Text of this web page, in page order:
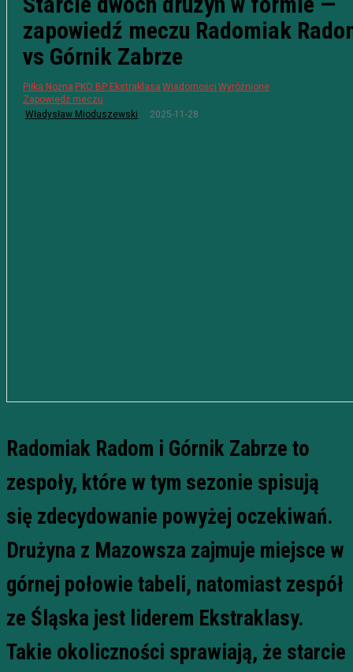
zapowiedź meczu Radomiak
vs Górnik Zabrze
Piłka Nożna PKO BP Ekstraklasa Wiadomości Wyróżnione
Zapowiedź meczu
Władysław Mioduszewski
2025-11-28
Radomiak Radom i Górnik Zabrze to
zespoły, które w tym sezonie spisują
się zdecydowanie powyżej oczekiwań.
Drużyna z Mazowsza zajmuje miejsce w
górnej połowie tabeli, natomiast zespół
ze Śląska jest liderem Ekstraklasy.
Takie okoliczności sprawiają, że starcie